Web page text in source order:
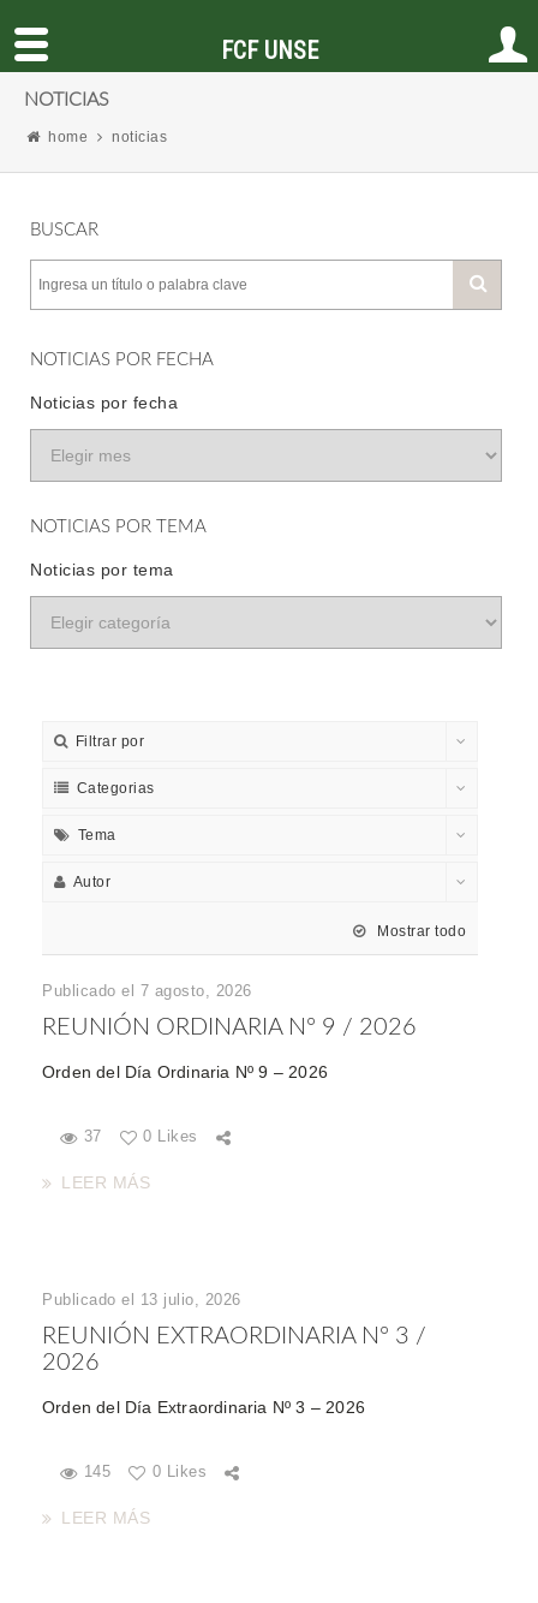
NOTICIAS
home noticias
BUSCAR
NOTICIAS POR FECHA
Noticias por fecha
NOTICIAS POR TEMA
Noticias por tema
Filtrar por
Categorias
Tema
Autor
Mostrar todo
Publicado el 7 agosto, 2026
REUNIÓN ORDINARIA Nº 9 / 2026
Orden del Día Ordinaria Nº 9 – 2026
37 0 Likes
LEER MÁS
Publicado el 13 julio, 2026
REUNIÓN EXTRAORDINARIA Nº 3 /
2026
Orden del Día Extraordinaria Nº 3 – 2026
145 0 Likes
LEER MÁS
FCF UNSE